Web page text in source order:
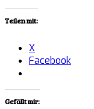
Teilen mit:
X
Facebook
Gefällt mir: